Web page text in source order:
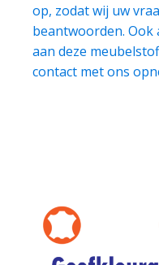
op, zodat wij uw
beantwoorden.
aan deze
contact met ons